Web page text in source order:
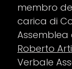
membro
carica di
Assemblea
Roberto
Verbale